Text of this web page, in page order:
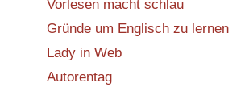
Vorlesen macht schlau
Gründe um Englisch zu lernen
Lady in Web
Autorentag